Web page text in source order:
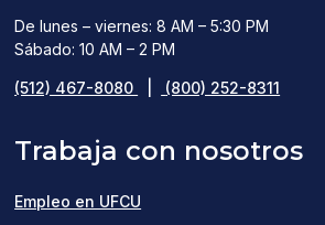
De lunes – viernes: 8 AM – 5:30 PM
Sábado: 10 AM – 2 PM
(512) 467-8080 (800) 252-8311
Trabaja con nosotros
Empleo en UFCU